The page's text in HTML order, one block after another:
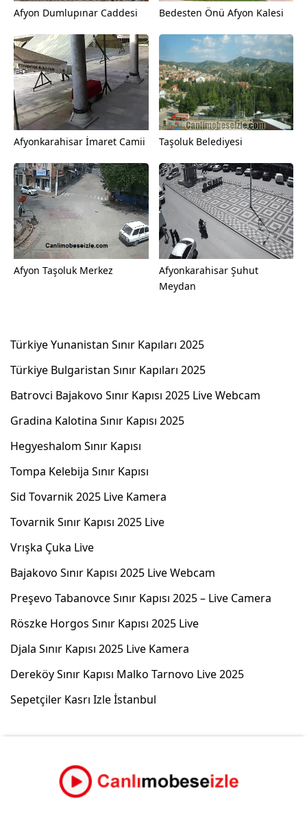
Afyon Dumlupınar Caddesi Bedesten Önü Afyon Kalesi
Afyonkarahisar İmaret Camii Taşoluk Belediyesi
Afyon Taşoluk Merkez
Afyonkarahisar Şuhut
Meydan
Türkiye Yunanistan Sınır Kapıları 2025
Türkiye Bulgaristan Sınır Kapıları 2025
Batrovci Bajakovo Sınır Kapısı 2025 Live Webcam
Gradina Kalotina Sınır Kapısı 2025
Hegyeshalom Sınır Kapısı
Tompa Kelebija Sınır Kapısı
Sid Tovarnik 2025 Live Kamera
Tovarnik Sınır Kapısı 2025 Live
Vrışka Çuka Live
Bajakovo Sınır Kapısı 2025 Live Webcam
Preşevo Tabanovce Sınır Kapısı 2025 – Live Camera
Röszke Horgos Sınır Kapısı 2025 Live
Djala Sınır Kapısı 2025 Live Kamera
Dereköy Sınır Kapısı Malko Tarnovo Live 2025
Sepetçiler Kasrı Izle İstanbul